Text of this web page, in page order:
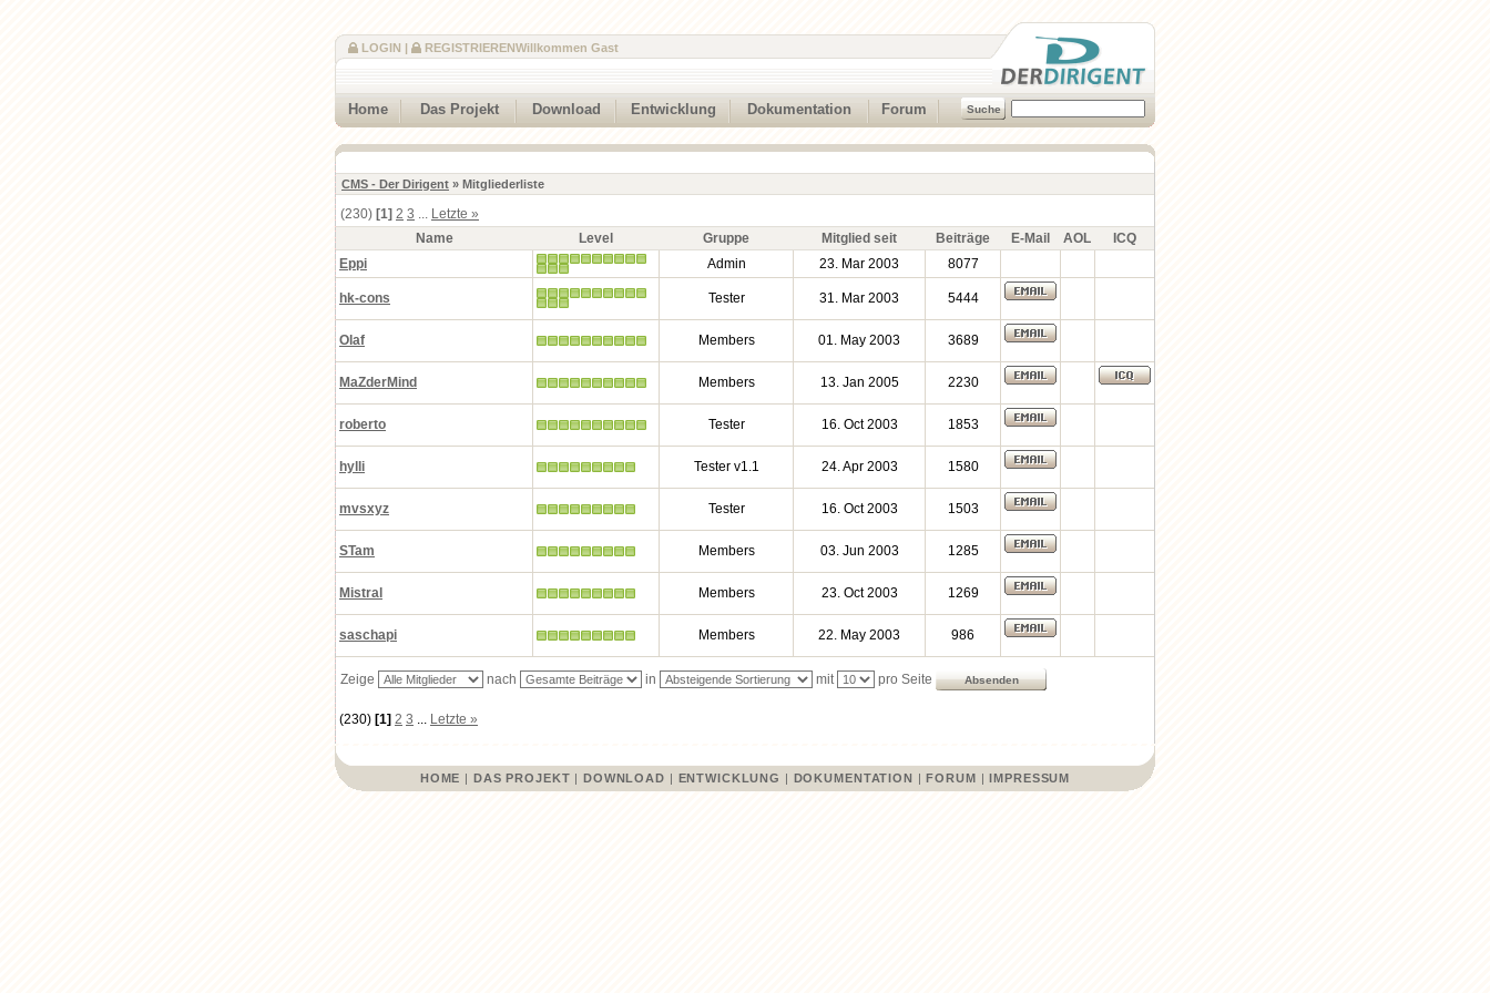
Willkommen Gast
LOGIN | REGISTRIEREN
Home Das Projekt Download Entwicklung Dokumentation Forum
CMS - Der Dirigent » Mitgliederliste
(230) [1] 2 3 ... Letzte »
Name
Level Gruppe Mitglied seit Beiträge E-Mail AOL
ICQ
Eppi
Admin 23. Mar 2003 8077
hk-cons Tester 31. Mar 2003 5444
Olaf Members 01. May 2003 3689
MaZderMind Members 13. Jan 2005 2230
roberto Tester 16. Oct 2003 1853
hylli Tester v1.1 24. Apr 2003 1580
mvsxyz Tester 16. Oct 2003 1503
STam Members 03. Jun 2003 1285
Mistral Members 23. Oct 2003 1269
saschapi Members 22. May 2003 986
Zeige nach in mit pro Seite
(230) [1] 2 3 ... Letzte »
HOME | DAS PROJEKT | DOWNLOAD | ENTWICKLUNG | DOKUMENTATION |FORUM |IMPRESSUM